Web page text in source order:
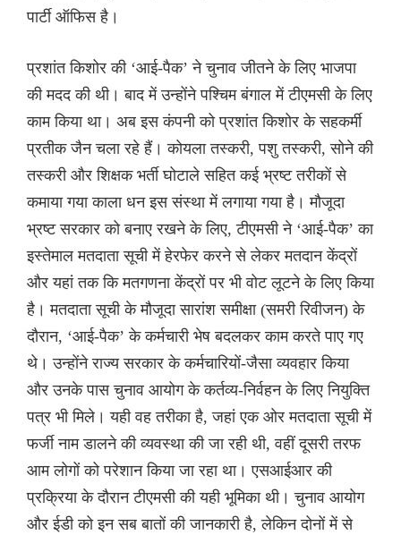
पार्टी ऑफिस है।
प्रशांत किशोर की ‘आई-पैक’ ने चुनाव जीतने के लिए भाजपा
की मदद की थी। बाद में उन्होंने पश्चिम बंगाल में टीएमसी के लिए
काम किया था। अब इस कंपनी को प्रशांत किशोर के सहकर्मी
प्रतीक जैन चला रहे हैं। कोयला तस्करी, पशु तस्करी, सोने की
तस्करी और शिक्षक भर्ती घोटाले सहित कई भ्रष्ट तरीकों से
कमाया गया काला धन इस संस्था में लगाया गया है। मौजूदा
भ्रष्ट सरकार को बनाए रखने के लिए, टीएमसी ने ‘आई-पैक’ का
इस्तेमाल मतदाता सूची में हेरफेर करने से लेकर मतदान केंद्रों
और यहां तक कि मतगणना केंद्रों पर भी वोट लूटने के लिए किया
है। मतदाता सूची के मौजूदा सारांश समीक्षा (समरी रिवीजन) के
दौरान, ‘आई-पैक’ के कर्मचारी भेष बदलकर काम करते पाए गए
थे। उन्होंने राज्य सरकार के कर्मचारियों-जैसा व्यवहार किया
और उनके पास चुनाव आयोग के कर्तव्य-निर्वहन के लिए नियुक्ति
पत्र भी मिले। यही वह तरीका है, जहां एक ओर मतदाता सूची में
फर्जी नाम डालने की व्यवस्था की जा रही थी, वहीं दूसरी तरफ
आम लोगों को परेशान किया जा रहा था। एसआईआर की
प्रक्रिया के दौरान टीएमसी की यही भूमिका थी। चुनाव आयोग
और ईडी को इन सब बातों की जानकारी है, लेकिन दोनों में से